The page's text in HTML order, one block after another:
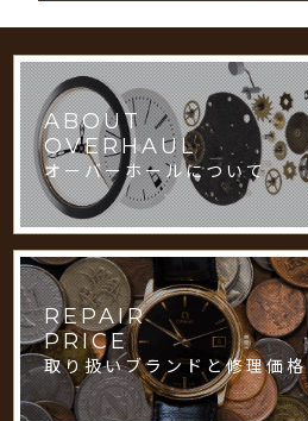
ABOUT
OVERHAUL
オーバーホールについて
REPAIR
PRICE
取り扱いブランドと修理価格